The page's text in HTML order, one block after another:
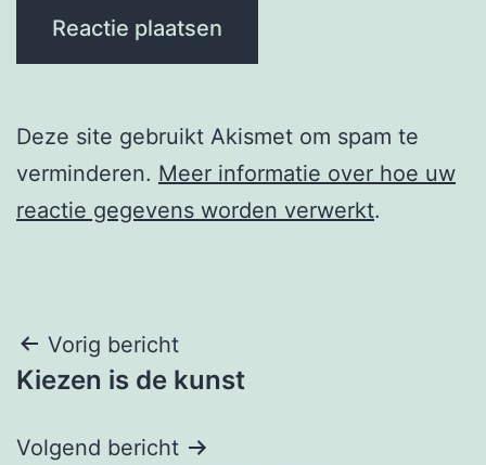
Deze site gebruikt Akismet om spam te
verminderen. Meer informatie over hoe uw
reactie gegevens worden verwerkt.
Berichtnavigatie
Vorig bericht
Kiezen is de kunst
Volgend bericht